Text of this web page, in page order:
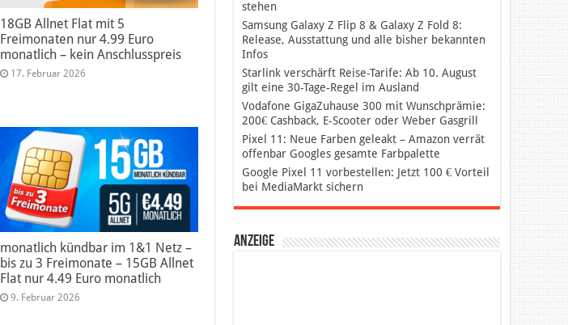
18GB Allnet Flat mit 5
Freimonaten nur 4.99 Euro
monatlich – kein Anschlusspreis
17. Februar 2026
monatlich kündbar im 1&1 Netz –
bis zu 3 Freimonate – 15GB Allnet
Flat nur 4.49 Euro monatlich
9. Februar 2026
stehen
Samsung Galaxy Z Flip 8 & Galaxy Z Fold 8:
Release, Ausstattung und alle bisher bekannten
Infos
Starlink verschärft Reise-Tarife: Ab 10. August
gilt eine 30-Tage-Regel im Ausland
Vodafone GigaZuhause 300 mit Wunschprämie:
200€ Cashback, E-Scooter oder Weber Gasgrill
Pixel 11: Neue Farben geleakt – Amazon verrät
offenbar Googles gesamte Farbpalette
Google Pixel 11 vorbestellen: Jetzt 100 € Vorteil
bei MediaMarkt sichern
Anzeige